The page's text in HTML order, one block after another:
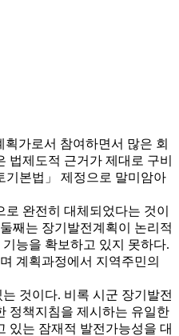
가로서 참여하면서 많은 회
제도적 근거가 제대로 구비
기본법」 제정으로 말미암아
완전히 대체되었다는 것이
째는 장기발전계획이 논리적
능을 확보하고 있지 못하다.
계획과정에서 지역주민의
것이다. 비록 시군 장기발전
정책지침을 제시하는 유일한
있는 잠재적 발전가능성을 대